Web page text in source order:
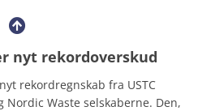
nyt rekordoverskud
rekordregnskab fra USTC
Nordic Waste selskaberne. Den,